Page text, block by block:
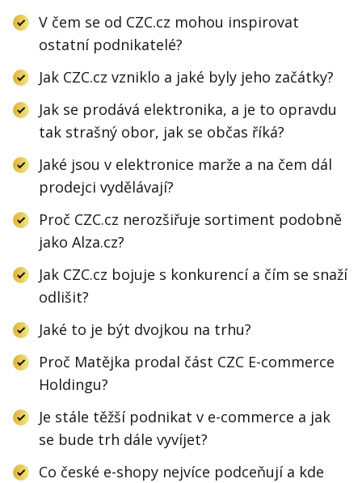
V čem se od CZC.cz mohou inspirovat
ostatní podnikatelé?
Jak CZC.cz vzniklo a jaké byly jeho začátky?
Jak se prodává elektronika, a je to opravdu
tak strašný obor, jak se občas říká?
Jaké jsou v elektronice marže a na čem dál
prodejci vydělávají?
Proč CZC.cz nerozšiřuje sortiment podobně
jako Alza.cz?
Jak CZC.cz bojuje s konkurencí a čím se snaží
odlišit?
Jaké to je být dvojkou na trhu?
Proč Matějka prodal část CZC E-commerce
Holdingu?
Je stále těžší podnikat v e-commerce a jak
se bude trh dále vyvíjet?
Co české e-shopy nejvíce podceňují a kde